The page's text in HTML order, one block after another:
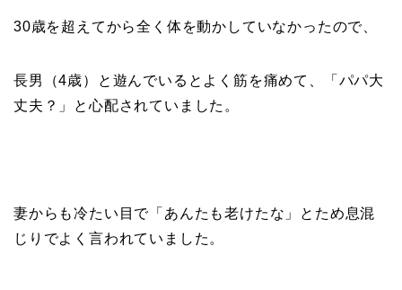
30歳を超えてから全く体を動かしていなかったので、
長男（4歳）と遊んでいるとよく筋を痛めて、
「パパ大
丈夫？」
と心配されていました。
妻からも冷たい目で「あんたも老けたな」とため息混
じりでよく言われていました。